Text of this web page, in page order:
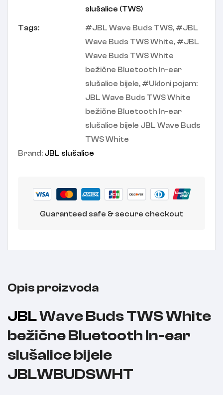
slušalice (TWS)
Tags: JBL Wave Buds TWS,
JBL
Wave Buds TWS White,
JBL
Wave Buds TWS White
bežične Bluetooth In-ear
slušalice bijele,
Ukloni pojam:
JBL Wave Buds TWS White
bežične Bluetooth In-ear
slušalice bijele JBL Wave Buds
TWS White
Brand: JBL slušalice
Guaranteed safe & secure checkout
Opis proizvoda
JBLWave Buds TWS White
bežične Bluetooth In-ear
slušalice bijele
JBLWBUDSWHT